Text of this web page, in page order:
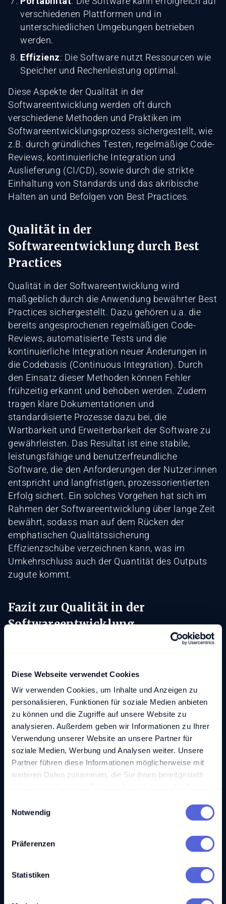
Diese Webseite verwendet Cookies
Wir verwenden Cookies, um Inhalte und Anzeigen zu
personalisieren, Funktionen für soziale Medien anbieten
zu können und die Zugriffe auf unsere Website zu
analysieren. Außerdem geben wir Informationen zu Ihrer
Verwendung unserer Website an unsere Partner für
soziale Medien, Werbung und Analysen weiter. Unsere
Partner führen diese Informationen möglicherweise mit
weiteren Daten zusammen, die Sie ihnen bereitgestellt
Notwendig
Präferenzen
Statistiken
verschiedenen Plattformen und in
unterschiedlichen Umgebungen betrieben
werden.
Effizienz: Die Software nutzt Ressourcen wie
Speicher und Rechenleistung optimal.
Diese Aspekte der Qualität in der
Softwareentwicklung werden oft durch
verschiedene Methoden und Praktiken im
Softwareentwicklungsprozess sichergestellt, wie
z.B. durch gründliches Testen, regelmäßige Code-
Reviews, kontinuierliche Integration und
Auslieferung (CI/CD), sowie durch die strikte
Einhaltung von Standards und das akribische
Halten an und Befolgen von Best Practices.
Qualität in der
Softwareentwicklung durch Best
Practices
Qualität in der Softwareentwicklung wird
maßgeblich durch die Anwendung bewährter Best
Practices sichergestellt. Dazu gehören u.a. die
bereits angesprochenen regelmäßigen Code-
Reviews, automatisierte Tests und die
kontinuierliche Integration neuer Änderungen in
die Codebasis (Continuous Integration). Durch
den Einsatz dieser Methoden können Fehler
frühzeitig erkannt und behoben werden. Zudem
tragen klare Dokumentationen und
standardisierte Prozesse dazu bei, die
Wartbarkeit und Erweiterbarkeit der Software zu
gewährleisten. Das Resultat ist eine stabile,
leistungsfähige und benutzerfreundliche
Software, die den Anforderungen der Nutzer:innen
entspricht und langfristigen, prozessorientierten
Erfolg sichert. Ein solches Vorgehen hat sich im
Rahmen der Softwareentwicklung über lange Zeit
bewährt, sodass man auf dem Rücken der
emphatischen Qualitätssicherung
Effizienzschübe verzeichnen kann, was im
Umkehrschluss auch der Quantität des Outputs
zugute kommt.
Fazit zur Qualität in der
Softwareentwicklung
Qualität in der Softwareentwicklung ist letztlich
Langlebigkeit eines speziell entwickelten
Softwareprodukts. Durch die konsequente
Anwendung von Best Practices wie Code-
Reviews, automatisierten Tests und
kontinuierlicher Integration können Fehler
minimiert und die Wartbarkeit der Software
erhöht werden. Eine qualitativ hochwertige
Software führt zu zufriedenen Nutzer:innen,
effizienteren Prozessen und kann schließlich
einen nachhaltigen Wettbewerbsvorteil für das